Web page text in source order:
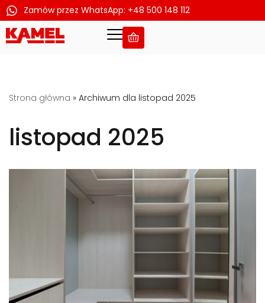
Przejdź
Zamów przez WhatsApp: +48 500 148 112
Strona główna » Archiwum dla listopad 2025
listopad 2025